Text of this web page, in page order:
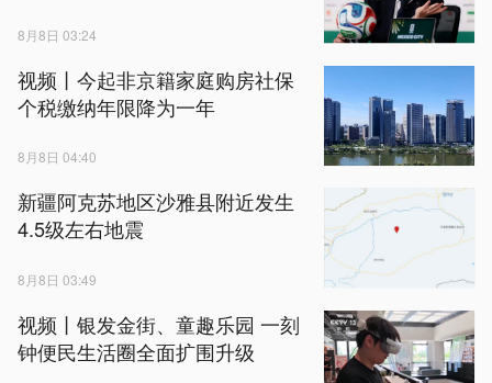
8月8日 03:24
视频丨今起非京籍家庭购房社保
个税缴纳年限降为一年
8月8日 04:40
新疆阿克苏地区沙雅县附近发生
4.5级左右地震
8月8日 03:49
视频丨银发金街、童趣乐园 一刻
钟便民生活圈全面扩围升级